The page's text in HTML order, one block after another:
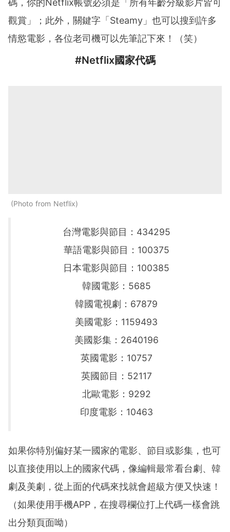
碼，你的Netflix帳號必須是「所有年齡分級影片皆可
觀賞」；此外，關鍵字「Steamy」也可以搜到許多
情慾電影，各位老司機可以先筆記下來！（笑）
#Netflix國家代碼
Photo from Netflix
台灣電影與節目：434295
華語電影與節目：100375
日本電影與節目：100385
韓國電影：5685
韓國電視劇：67879
美國電影：1159493
美國影集：2640196
英國電影：10757
英國節目：52117
北歐電影：9292
印度電影：10463
如果你特別偏好某一國家的電影、節目或影集，也可
以直接使用以上的國家代碼，像編輯最常看台劇、韓
劇及美劇，從上面的代碼來找就會超級方便又快速！
（如果使用手機APP，在搜尋欄位打上代碼一樣會跳
出分類頁面呦）